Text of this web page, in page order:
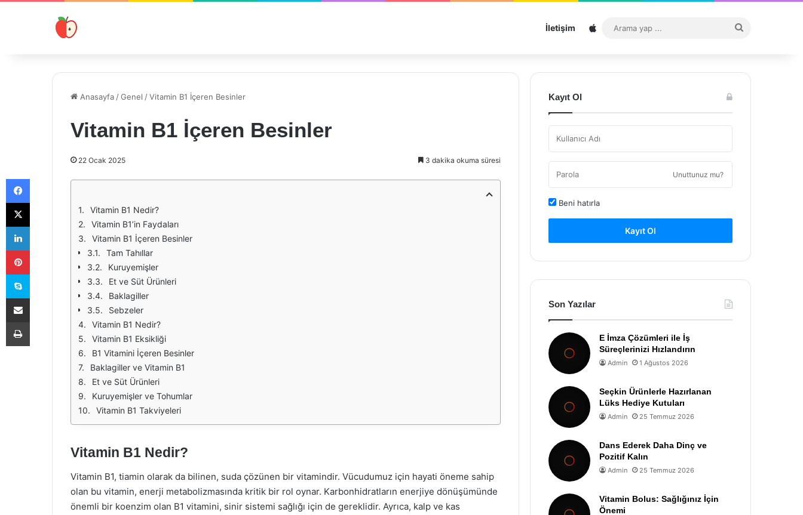
İletişim Sitemap
...
Anasayfa /Genel /Vitamin B1 İçeren Besinler
Vitamin B1 İçeren Besinler
22 Ocak 2025 3 dakika okuma süresi
Vitamin B1 Nedir?
Vitamin B1’in Faydaları
Vitamin B1 İçeren Besinler
Tam Tahıllar
Kuruyemişler
Et ve Süt Ürünleri
Baklagiller
Sebzeler
Vitamin B1 Nedir?
Vitamin B1 Eksikliği
B1 Vitamini İçeren Besinler
Baklagiller ve Vitamin B1
Et ve Süt Ürünleri
Kuruyemişler ve Tohumlar
Vitamin B1 Takviyeleri
Vitamin B1 Nedir?
Vitamin B1, tiamin olarak da bilinen, suda çözünen bir vitamindir. Vücudumuz için hayati öneme sahip
olan bu vitamin, enerji metabolizmasında kritik bir rol oynar. Karbonhidratların enerjiye dönüşümünde
önemli bir koenzim olan B1 vitamini, sinir sistemi sağlığı için de gereklidir. Ayrıca, kalp ve kas
Kayıt Ol
Unuttunuz mu?
Beni hatırla
Kayıt Ol
Son Yazılar
E İmza Çözümleri ile İş
Süreçlerinizi Hızlandırın
Admin 1 Ağustos 2026
Seçkin Ürünlerle Hazırlanan
Lüks Hediye Kutuları
Admin 25 Temmuz 2026
Dans Ederek Daha Dinç ve
Pozitif Kalın
Admin 25 Temmuz 2026
Vitamin Bolus: Sağlığınız İçin
Önemi
Facebook
X
LinkedIn
Pinterest
Skype
E-Posta ile paylaş